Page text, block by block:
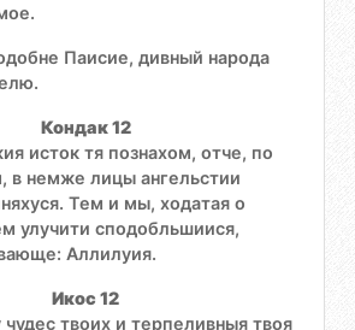
Паисие, дивный народа
Кондак 12
исток тя познахом, отче, по
в немже лицы ангельстии
Тем и мы, ходатая о
улучити сподобльшиися,
Аллилуия.
Икос 12
твоих и терпеливныя твоя